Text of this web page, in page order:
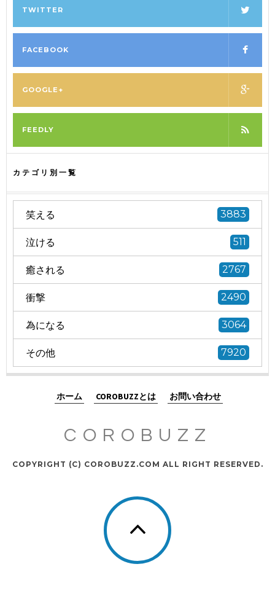
TWITTER
FACEBOOK
GOOGLE+
FEEDLY
カテゴリ別一覧
笑える 3883
泣ける 511
癒される 2767
衝撃 2490
為になる 3064
その他 7920
ホーム COROBUZZとは お問い合わせ
COROBUZZ
COPYRIGHT (C) COROBUZZ.COM ALL RIGHT RESERVED.